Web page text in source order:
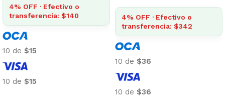
4% OFF · Efectivo o
transferencia: $140
10 de $15
10 de $15
4% OFF · Efectivo o
transferencia: $342
10 de $36
10 de $36